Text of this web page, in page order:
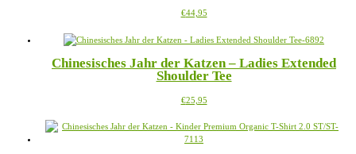
Optionen
auf
Produktseite
gewählt
€44,95Dieses
weist
Varianten
auf.
Optionen
auf
Chinesisches Jahr der Katzen – Ladies Extended
Shoulder Tee
€25,95Dieses
weist